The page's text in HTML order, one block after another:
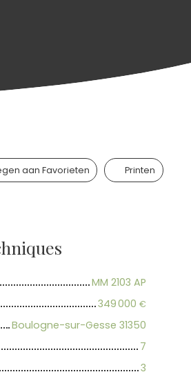
aan Favorieten Printen
MM 2103 AP
349 000 €
Boulogne-sur-Gesse 31350
7
3